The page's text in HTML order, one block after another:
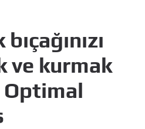
ve kurmak
Optimal